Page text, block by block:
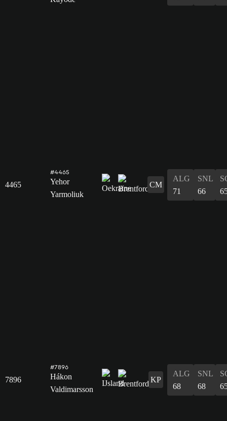
4465
#4465
Yehor
Yarmoliuk
CM
ALG
71
SNL
66
7896
#7896
Hákon
Valdimarsson
KP
ALG
68
SNL
68